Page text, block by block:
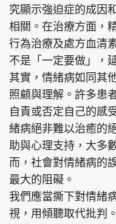
究顯示強迫症的成因
相關。在治療方面，
行為治療及處方血清
不是「一定要做」，
其實，情緒病如同其
照顧與理解。許多患
自責或否定自己的感
緒病絕非難以治癒的
助與心理支持，大多
而，社會對情緒病的
最大的阻礙。
我們應當撕下對情緒
視，用傾聽取代批判